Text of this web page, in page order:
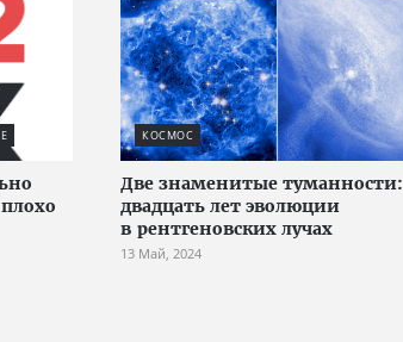
КОСМОС
Две знаменитые туманности:
двадцать лет эволюции
в рентгеновских лучах
13 Май, 2024